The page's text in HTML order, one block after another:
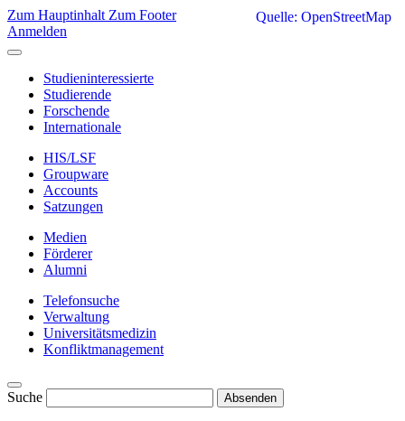
Zum Hauptinhalt Zum Footer
Anmelden
Studieninteressierte
Studierende
Forschende
Internationale
HIS/LSF
Groupware
Accounts
Satzungen
Medien
Förderer
Alumni
Telefonsuche
Verwaltung
Universitätsmedizin
Konfliktmanagement
Suche Absenden
Quelle: OpenStreetMap